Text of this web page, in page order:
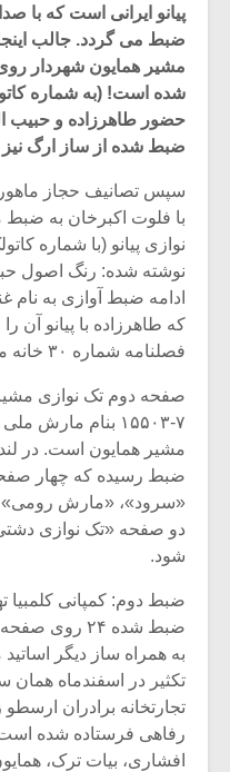
پیانو ایرانی است که با
ضبط می گردد. جالب
مشیر همایون شهردار
حضور طاهرزاده و حبیب
ضبط شده از ساز ارگ
سپس تصانیف حجاز
با فلوت اکبرخان به
نوشته شده: رنگ اصول
ادامه ضبط آوازی به
که طاهرزاده با پیانو آن
فصلنامه شماره ۳۰ خانه موسیقی داده شده است.
صفحه دوم تک نوازی
۷-۱۵۵۰۳ بنام مارش
ضبط رسیده که چهار
«سرود»، «مارش
دو صفحه «تک نوازی
شود.
ضبط شده ۲۴
به همراه ساز دیگر
تکثیر در اسفندماه
تجارتخانه برادران ارسطو
رفاهی فرستاده شده
افشاری، بیات ترک،
میکلوش
یادداشتی
متن فیلم
شیش و
بدنام